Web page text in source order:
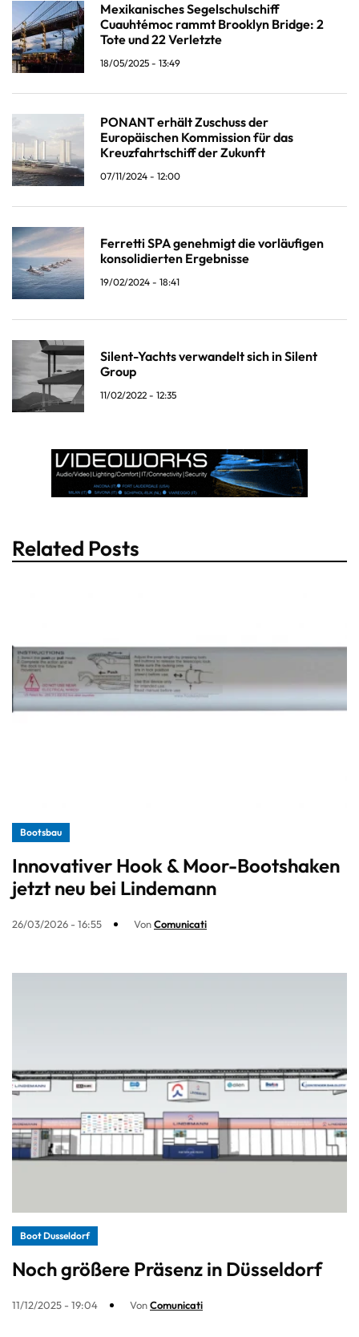
Mexikanisches Segelschulschiff
Cuauhtémoc rammt Brooklyn Bridge: 2
Tote und 22 Verletzte
18/05/2025 - 13:49
PONANT erhält Zuschuss der
Europäischen Kommission für das
Kreuzfahrtschiff der Zukunft
07/11/2024 - 12:00
Ferretti SPA genehmigt die vorläufigen
konsolidierten Ergebnisse
19/02/2024 - 18:41
Silent-Yachts verwandelt sich in Silent
Group
11/02/2022 - 12:35
Related Posts
Bootsbau
Innovativer Hook & Moor-Bootshaken
jetzt neu bei Lindemann
26/03/2026 - 16:55 VonComunicati
Boot Dusseldorf
Noch größere Präsenz in Düsseldorf
11/12/2025 - 19:04 VonComunicati